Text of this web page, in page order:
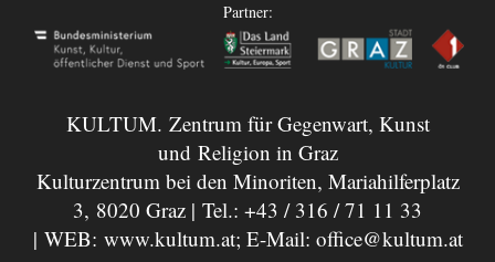
Partner:
KULTUM. Zentrum für Gegenwart, Kunst
und Religion in Graz
Kulturzentrum bei den Minoriten, Mariahilferplatz
3, 8020 Graz | Tel.: +43 / 316 / 71 11 33
| WEB: www.kultum.at; E-Mail: office@kultum.at